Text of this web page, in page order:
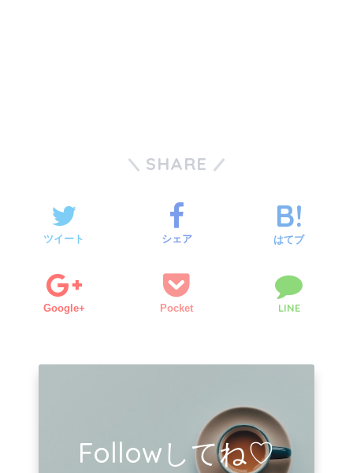
SHARE
ツイート シェア はてブ
Google+ Pocket LINE
Followしてね♡